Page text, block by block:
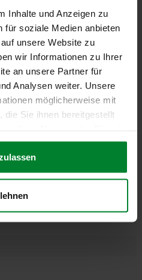
Inhalte und Anzeigen zu
für soziale Medien anbieten
unsere Website zu
wir Informationen zu Ihrer
an unsere Partner für
Analysen weiter. Unsere
möglicherweise mit
die Sie ihnen bereitgestellt